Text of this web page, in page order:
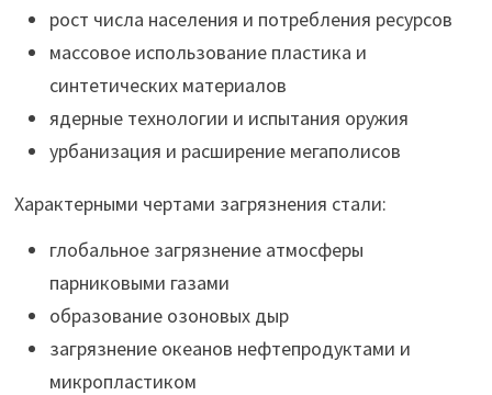
рост числа населения и потребления ресурсов
массовое использование пластика и
синтетических материалов
ядерные технологии и испытания оружия
урбанизация и расширение мегаполисов
Характерными чертами загрязнения стали:
глобальное загрязнение атмосферы
парниковыми газами
образование озоновых дыр
загрязнение океанов нефтепродуктами и
микропластиком